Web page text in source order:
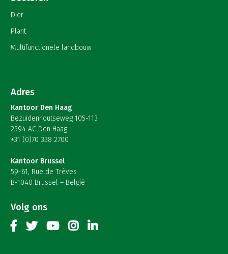
Dier
Plant
Multifunctionele landbouw
Adres
Kantoor Den Haag
Bezuidenhoutseweg 105-113
2594 AC Den Haag
+31 (0)70 338 2700
Kantoor Brussel
59-61, Rue de Trèves
B-1040 Brussel – België
Volg ons